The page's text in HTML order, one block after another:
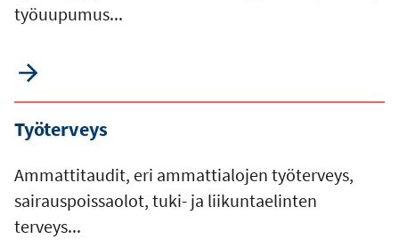
työuupumus...
Työterveys
Ammattitaudit, eri ammattialojen työterveys,
sairauspoissaolot, tuki- ja liikuntaelinten
terveys...